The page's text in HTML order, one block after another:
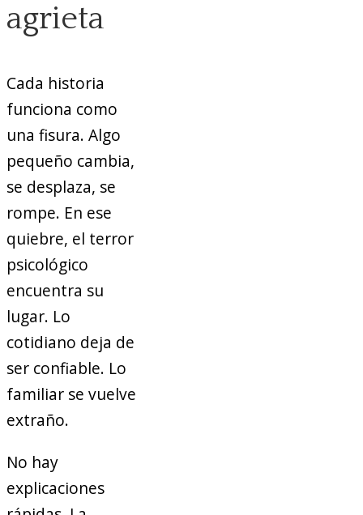
agrieta
Cada historia
funciona como
una fisura. Algo
pequeño cambia,
se desplaza, se
rompe. En ese
quiebre, el terror
psicológico
encuentra su
lugar. Lo
cotidiano deja de
ser confiable. Lo
familiar se vuelve
extraño.
No hay
explicaciones